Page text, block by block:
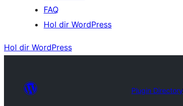
FAQ
Hol dir WordPress
Hol dir WordPress
Plugin Directory